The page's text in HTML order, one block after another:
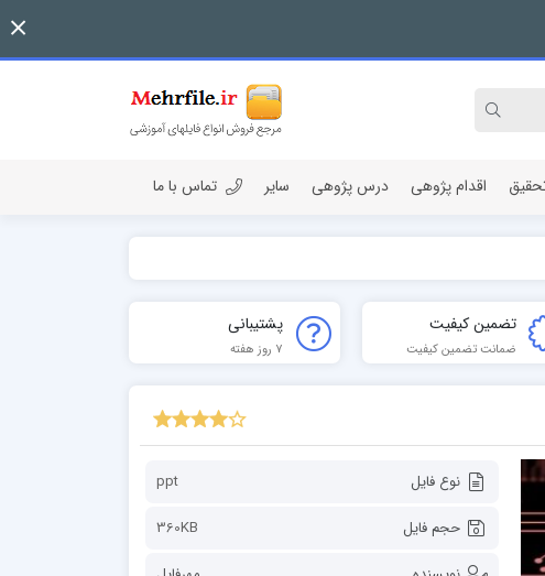
اقدام پژوهی درس پژوهی سایر تماس با ما
تضمین کیفیت
ضمانت تضمین کیفیت
پشتیبانی
7 روز هفته
نوع فایل
ppt
حجم فایل
360KB